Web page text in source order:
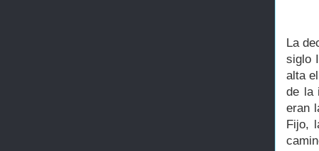
La
siglo
alta
de la
eran
Fijo,